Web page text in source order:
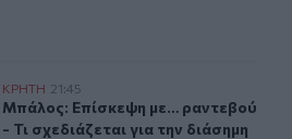
ραντεβού - Τι σχεδιάζεται για
ΚΡΗΤΗ 21:45
Μπάλος: Επίσκεψη με… ραντεβού -
Μπάλος: Επίσκεψη με… ραντεβού
- Τι σχεδιάζεται για την διάσημη